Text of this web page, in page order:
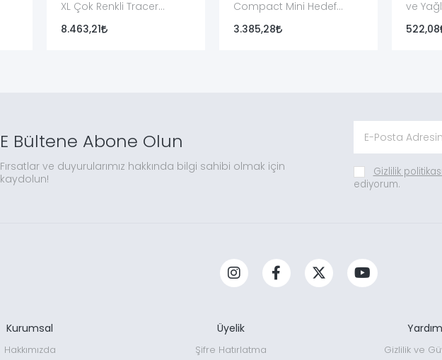
XL Çok Renkli Tracer
8.463,21
Compact Mini Hedef
3.385,28
ve
522,08
E Bültene Abone Olun
Fırsatlar ve duyurularımız hakkında bilgi sahibi olmak için
kaydolun!
Gizlilik
ediyorum.
Kurumsal
Hakkımızda
Üyelik
Şifre Hatırlatma
Yardım
Gizlilik ve